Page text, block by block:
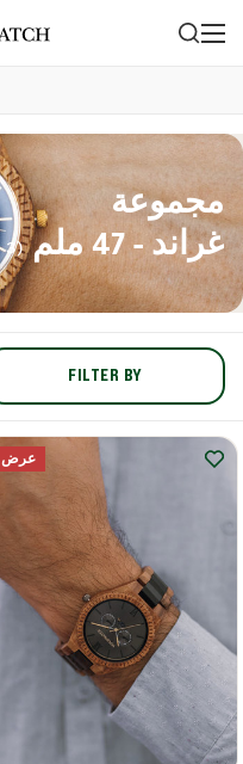
مجموعة
غراند - 47 ملم
(3 منتج)
FILTER BY
عرض